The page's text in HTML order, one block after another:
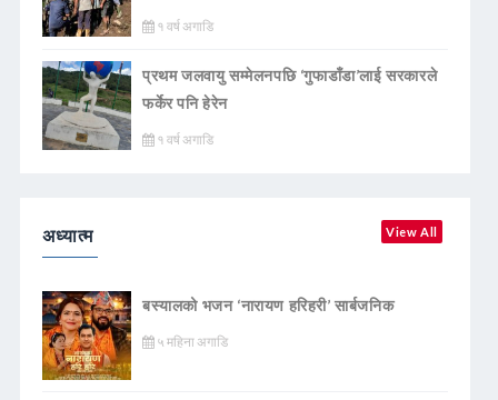
१ वर्ष अगाडि
प्रथम जलवायु सम्मेलनपछि ‘गुफाडाँडा’लाई सरकारले
फर्केर पनि हेरेन
१ वर्ष अगाडि
अध्यात्म View All
बस्यालको भजन ‘नारायण हरिहरी’ सार्बजनिक
५ महिना अगाडि